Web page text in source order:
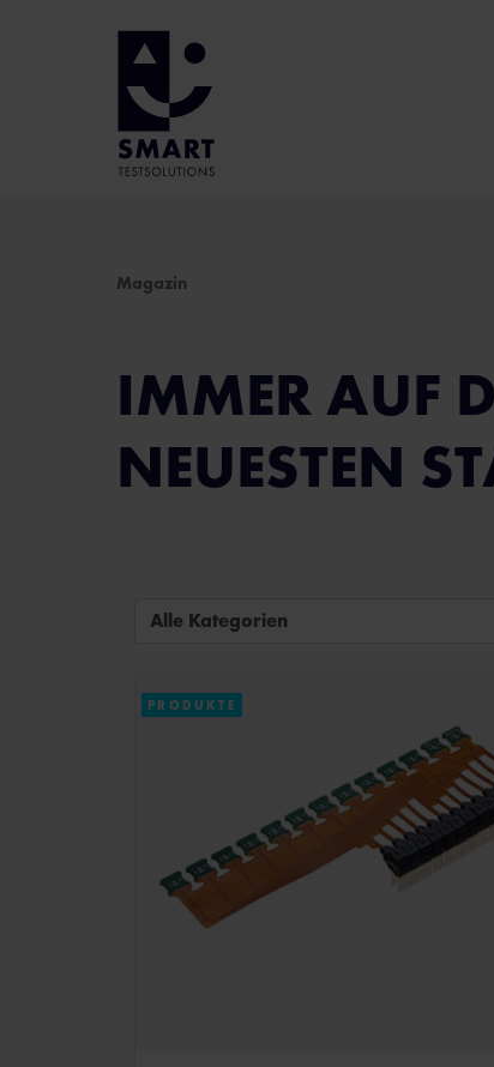
Magazin
IMMER AUF
NEUESTEN
Alle Kategorien
PRODUKTE